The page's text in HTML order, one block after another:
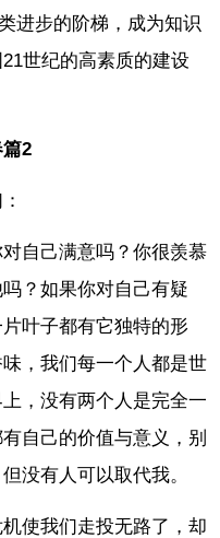
进步的阶梯，成为知识
世纪的高素质的建设
2
自己满意吗？你很羡慕
？如果你对自己有疑
叶子都有它独特的形
，我们每一个人都是世
，没有两个人是完全一
自己的价值与意义，别
没有人可以取代我。
使我们走投无路了，却